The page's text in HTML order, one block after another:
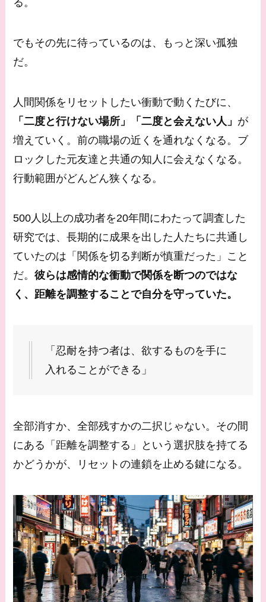
でもその先に待っているのは、もっと深い孤独
だ。
人間関係をリセットしたい衝動で動くたびに、
「二度と行けない場所」「二度と会えない人」 が
増えていく。前の職場の近くを通れなくなる。ブ
ロックした元友達と共通の知人に会えなくなる。
行動範囲がどんどん狭くなる。
500人以上の成功者を20年間にわたって調査した
研究では、長期的に成果を出した人たちに共通し
ていたのは「関係を切る判断が慎重だった」こと
だ。彼らは感情的な衝動で関係を断つのではな
く、距離を調整することで自分を守っていた。
「忍耐を持つ者は、欲するものを手に
入れることができる」
全部消すか、全部残すかの二択じゃない。その間
にある「距離を調整する」という選択肢を持てる
かどうかが、リセットの連鎖を止める鍵になる。